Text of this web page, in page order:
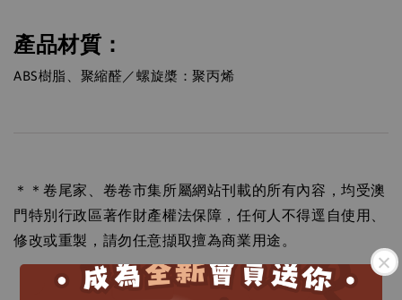
產品材質：
ABS樹脂、聚縮醛／螺旋槳：聚丙烯
＊＊卷尾家、卷卷市集所屬網站刊載的所有內容，均受澳
門特別行政區著作財產權法保障，任何人不得逕自使用、
修改或重製，請勿任意擷取擅為商業用途。